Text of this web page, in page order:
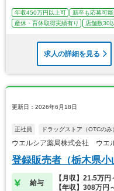
年収450万円以上可 新卒も応募可能
産休・育休取得実績有り
店舗数30
求人の詳細を見る
更新日：2026年6月18日
正社員 ドラッグストア（OTCのみ
ウエルシア薬局株式会社 ウエ
登録販売者（栃木県小
給与
【月収】21.5万
【年収】308万円